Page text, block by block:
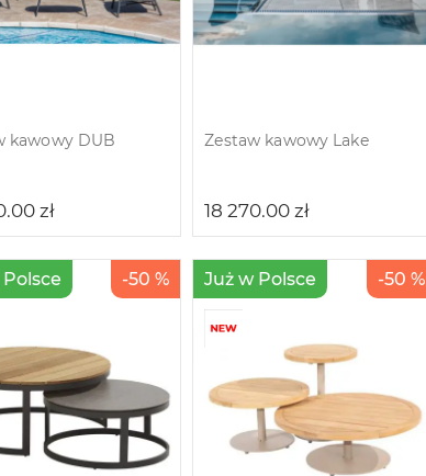
kawowy DUB
zł
Zestaw kawowy Lake
18 270.00zł
-50 % Już w Polsce -50 %